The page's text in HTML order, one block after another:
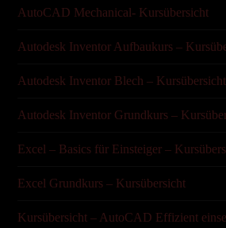
AutoCAD Mechanical- Kursübersicht
Autodesk Inventor Aufbaukurs –
Autodesk Inventor Blech – Kursübersicht
Autodesk Inventor Grundkurs –
Excel – Basics für Einsteiger –
Excel Grundkurs – Kursübersicht
Kursübersicht – AutoCAD Effizient